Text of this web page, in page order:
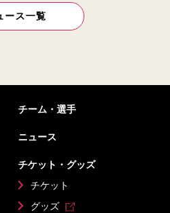
ース一覧
チーム・選手
ニュース
チケット・グッズ
チケット
グッズ